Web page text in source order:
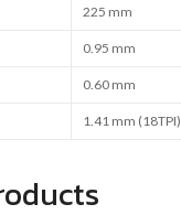
225 mm
0.95 mm
0.60 mm
1.41 mm (18TPI)